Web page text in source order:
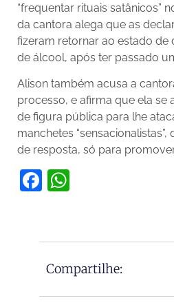
“frequentar rituais satânicos”
da cantora alega que as
fizeram retornar ao estado de
de álcool, após ter passado
Alison também acusa a
processo, e afirma que ela se
de figura pública para lhe
manchetes
de resposta, só para
Facebook
Compartilhe: